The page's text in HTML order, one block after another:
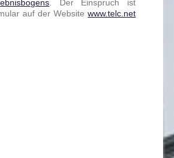
. Der Einspruch ist
auf der Website www.telc.net